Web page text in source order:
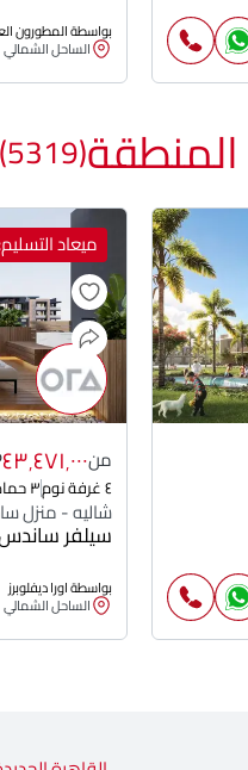
بواسطة المطورون
الساحل الشمالي
المنطقة(5319)
ميعاد التسليم: 2025
من٤٣٬٤٧١٬٠٠٠
٤ غرفة نوم ٣ حمام
شاليه - منزل
سيلفر
بواسطة اورا ديفلوبرز
الساحل الشمالي